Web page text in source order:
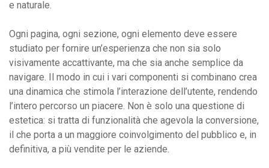
e naturale.
Ogni pagina, ogni sezione, ogni elemento deve essere
studiato per fornire un’esperienza che non sia solo
visivamente accattivante, ma che sia anche semplice da
navigare. Il modo in cui i vari componenti si combinano crea
una dinamica che stimola l’interazione dell’utente, rendendo
l’intero percorso un piacere. Non è solo una questione di
estetica: si tratta di funzionalità che agevola la conversione,
il che porta a un maggiore coinvolgimento del pubblico e, in
definitiva, a più vendite per le aziende.